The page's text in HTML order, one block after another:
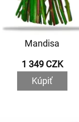
Mandisa
1 349 CZK
Kúpiť